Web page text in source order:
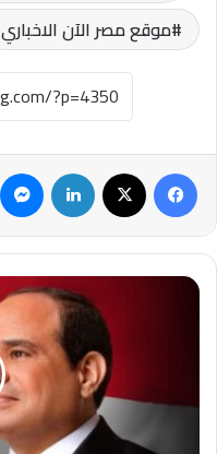
موقع مصر الآن الاخباري
فيسبوك لينكدإن
عاجل-
شركة